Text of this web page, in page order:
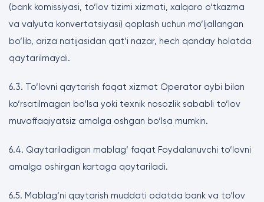
(bank komissiyasi, to‘lov tizimi xizmati, xalqaro o‘tkazma
va valyuta konvertatsiyasi) qoplash uchun mo‘ljallangan
bo‘lib, ariza natijasidan qat’i nazar, hech qanday holatda
qaytarilmaydi.
6.3. To‘lovni qaytarish faqat xizmat Operator aybi bilan
ko‘rsatilmagan bo‘lsa yoki texnik nosozlik sababli to‘lov
muvaffaqiyatsiz amalga oshgan bo‘lsa mumkin.
6.4. Qaytariladigan mablag‘ faqat Foydalanuvchi to‘lovni
amalga oshirgan kartaga qaytariladi.
6.5. Mablag‘ni qaytarish muddati odatda bank va to‘lov